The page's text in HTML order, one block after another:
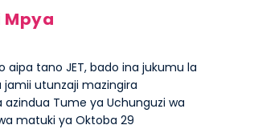
Mpya
aipa tano JET, bado ina jukumu la
jamii utunzaji mazingira
azindua Tume ya Uchunguzi wa
matuki ya Oktoba 29